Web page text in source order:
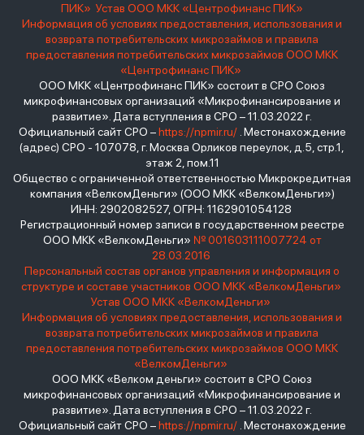
ПИК» Устав ООО МКК «Центрофинанс ПИК»
Информация об условиях предоставления, использования и
возврата потребительских микрозаймов и правила
предоставления потребительских микрозаймов ООО МКК
«Центрофинанс ПИК»
ООО МКК «Центрофинанс ПИК» состоит в СРО Союз
микрофинансовых организаций «Микрофинансирование и
развитие». Дата вступления в СРО – 11.03.2022 г.
Официальный сайт СРО –https://npmir.ru/. Местонахождение
(адрес) СРО - 107078, г. Москва Орликов переулок, д.5, стр.1,
этаж 2, пом.11
Общество с ограниченной ответственностью Микрокредитная
компания «ВелкомДеньги» (ООО МКК «ВелкомДеньги»)
ИНН: 2902082527, ОГРН: 1162901054128
Регистрационный номер записи в государственном реестре
ООО МКК «ВелкомДеньги» № 001603111007724 от
28.03.2016
Персональный состав органов управления и информация о
структуре и составе участников ООО МКК «ВелкомДеньги»
Устав ООО МКК «ВелкомДеньги»
Информация об условиях предоставления, использования и
возврата потребительских микрозаймов и правила
предоставления потребительских микрозаймов ООО МКК
«ВелкомДеньги»
ООО МКК «Велком деньги» состоит в СРО Союз
микрофинансовых организаций «Микрофинансирование и
развитие». Дата вступления в СРО – 11.03.2022 г.
Официальный сайт СРО –https://npmir.ru/. Местонахождение